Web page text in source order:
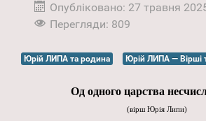
Опубліковано: 27 травня
Перегляди: 809
Юрій ЛИПА та родина Юрій ЛИПА — Вірші
Од одного царства
(вірш Юрія Липи)